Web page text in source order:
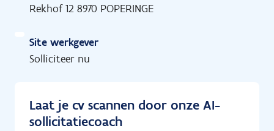
Rekhof 12 8970 POPERINGE
Site werkgever
Solliciteer nu
Laat je cv scannen door onze AI-
sollicitatiecoach